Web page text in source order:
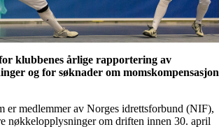
klubbenes årlige rapportering av
og for søknader om momskompensasjon
er medlemmer av Norges idrettsforbund (NIF),
nøkkelopplysninger om driften innen 30. april